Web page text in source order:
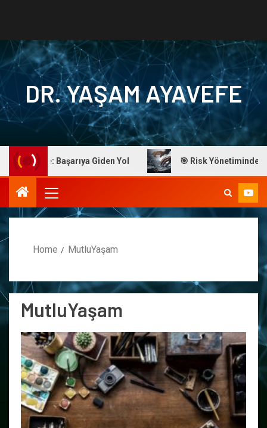
DR. YAŞAM AYAVEFE
Ayavefe: Başarıya Giden Yol 🎯 Risk Yönetiminde
Home MutluYaşam
MutluYaşam